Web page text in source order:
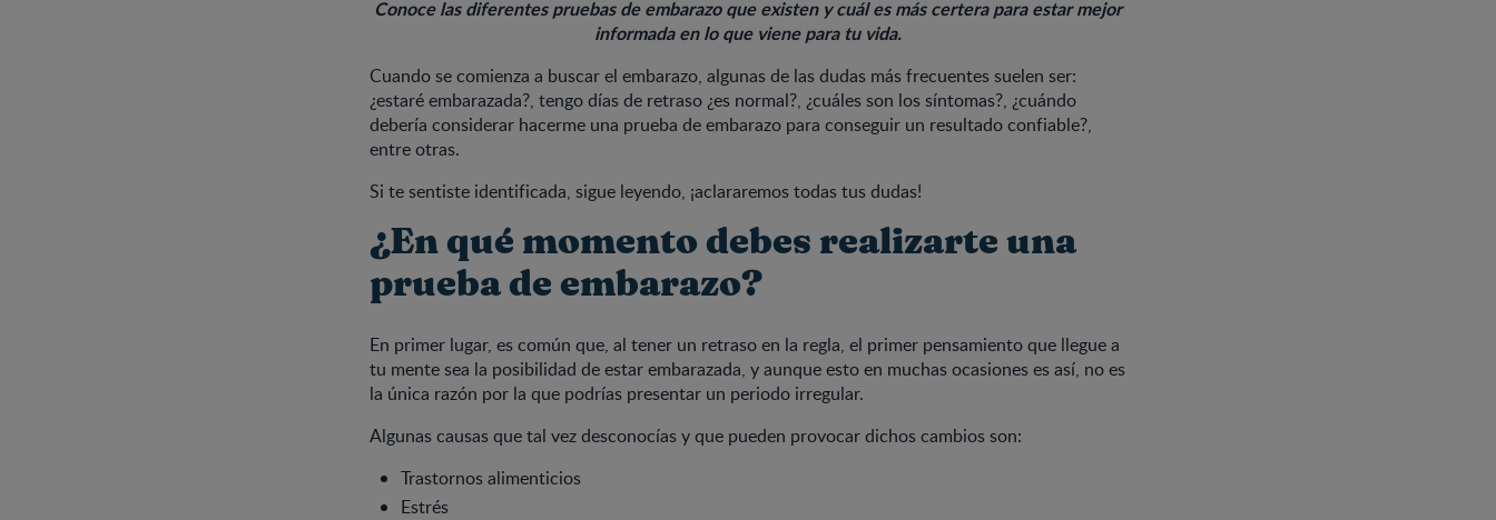
Conoce las diferentes pruebas de embarazo que existen y cuál es más certera para estar mejor
informada en lo que viene para tu vida.
Cuando se comienza a buscar el embarazo, algunas de las dudas más frecuentes suelen ser:
¿estaré embarazada?, tengo días de retraso ¿es normal?, ¿cuáles son los síntomas?, ¿cuándo
debería considerar hacerme una prueba de embarazo para conseguir un resultado confiable?,
entre otras.
Si te sentiste identificada, sigue leyendo, ¡aclararemos todas tus dudas!
¿En qué momento debes realizarte una
prueba de embarazo?
En primer lugar, es común que, al tener un retraso en la regla, el primer pensamiento que llegue a
tu mente sea la posibilidad de estar embarazada, y aunque esto en muchas ocasiones es así, no es
la única razón por la que podrías presentar un periodo irregular.
Algunas causas que tal vez desconocías y que pueden provocar dichos cambios son:
Trastornos alimenticios
Estrés